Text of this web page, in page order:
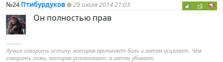
№24Птибурдуков 29 июля 2014 21:03 +5
Он полностью прав
----------
Лучше говорить истину, которая причиняет боль и затем исцеляет. Чем
говорить ложь, которая успокаивает, а затем убивает.